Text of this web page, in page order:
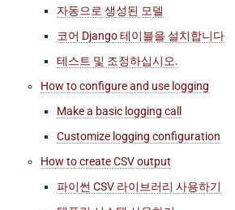
자동으로 생성된 모델
코어 Django 테이블을 설치합니다
테스트 및 조정하십시오.
How to configure and use logging
Make a basic logging call
Customize logging configuration
How to create CSV output
파이썬 CSV 라이브러리 사용하기